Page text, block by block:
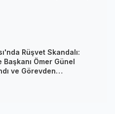
Rüşvet Skandalı:
Başkanı Ömer Günel
ve Görevden